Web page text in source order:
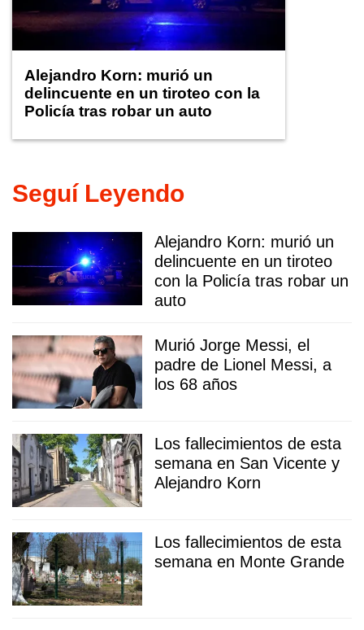
Alejandro Korn: murió un
delincuente en un tiroteo con la
Policía tras robar un auto
Seguí Leyendo
Alejandro Korn: murió un
delincuente en un tiroteo
con la Policía tras robar un
auto
Murió Jorge Messi, el
padre de Lionel Messi, a
los 68 años
Los fallecimientos de esta
semana en San Vicente y
Alejandro Korn
Los fallecimientos de esta
semana en Monte Grande